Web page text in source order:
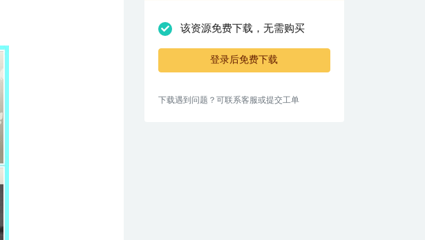
该资源免费下载，无需购买
登录后免费下载
下载遇到问题？可联系客服或提交工单